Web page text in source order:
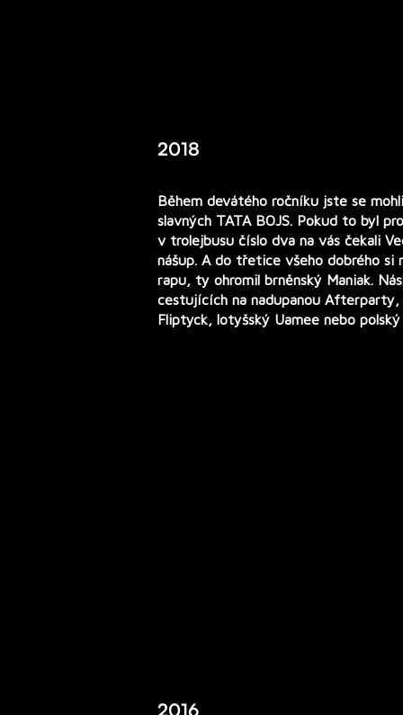
2018
Během devátého ročníku jste se
slavných TATA BOJS. Pokud to byl
v trolejbusu číslo dva na vás čekali
nášup. A do třetice všeho dobrého si
rapu, ty ohromil brněnský Maniak.
cestujících na nadupanou
Fliptyck, lotyšský Uamee nebo
2016